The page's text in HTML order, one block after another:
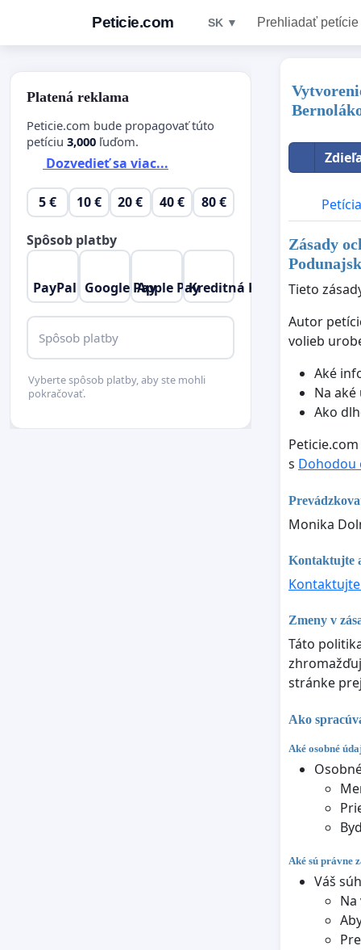
Peticie.com SK ▼ Prehliadať petície
Petícia
Zásady
Tieto
Autor
volieb
Aké
Na aké
Ako
s Dohodou
Monika
Kontaktujte
Zmeny v
Táto
stránke
Ako
Aké osobné
Aké sú právne
Váš
Platená reklama
Peticie.com bude propagovať túto
petíciu 3,000 ľuďom.
Dozvedieť sa viac...
5 € 10 € 20 € 40 € 80 €
Spôsob platby
PayPal Google PayApple PayKreditná Karta
Spôsob platby
Vyberte spôsob platby, aby ste mohli
pokračovať.